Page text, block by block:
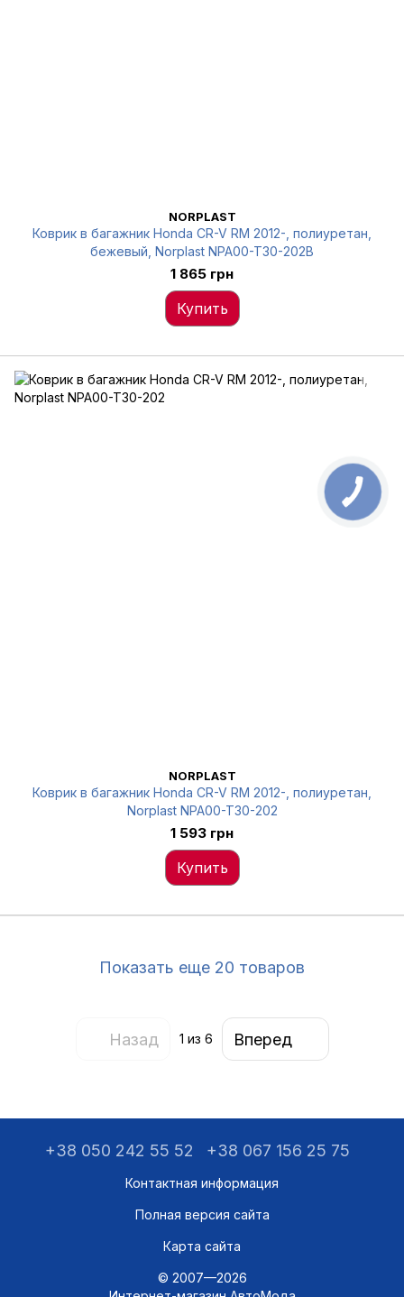
NORPLAST
Коврик в багажник Honda CR-V RM 2012-, полиуретан,
бежевый, Norplast NPA00-T30-202B
1 865 грн
Купить
NORPLAST
Коврик в багажник Honda CR-V RM 2012-, полиуретан,
Norplast NPA00-T30-202
1 593 грн
Купить
Показать еще 20 товаров
Назад 1 из 6 Вперед
+38 050 242 55 52 +38 067 156 25 75
Контактная информация
Полная версия сайта
Карта сайта
© 2007—2026